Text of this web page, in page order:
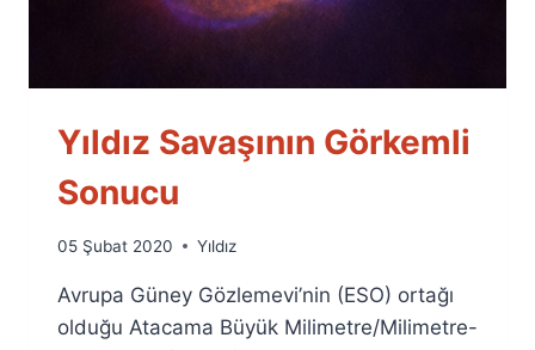
Yıldız Savaşının Görkemli
Sonucu
By
Fuat
Özyar
05 Şubat 2020 Yıldız
Avrupa Güney Gözlemevi’nin (ESO) ortağı
olduğu Atacama Büyük Milimetre/Milimetre-